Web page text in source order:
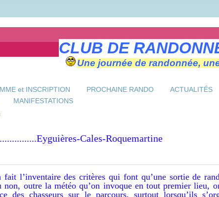
CLUB DE
Une journée de randonnée,
et INSCRIPTION PROCHAINE RANDO ACTUALITÉS
MANIFESTATIONS
Cales-Roquemartine
fait l’inventaire des critères qui font qu’une sortie de
non, outre la météo qu’on invoque en tout premier lieu,
des chasseurs sur le parcours, surtout lorsqu’ils